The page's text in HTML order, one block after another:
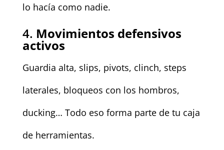
lo hacía como nadie.
4. Movimientos defensivos
activos
Guardia alta, slips, pivots, clinch, steps
laterales, bloqueos con los hombros,
ducking… Todo eso forma parte de tu caja
de herramientas.